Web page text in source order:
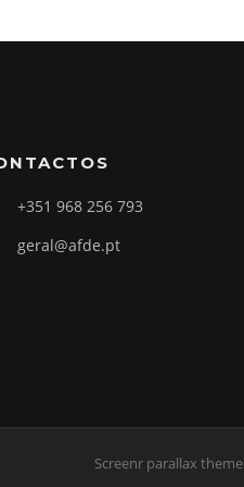
+351 968 256 793
geral@afde.pt
Screenr parallax theme